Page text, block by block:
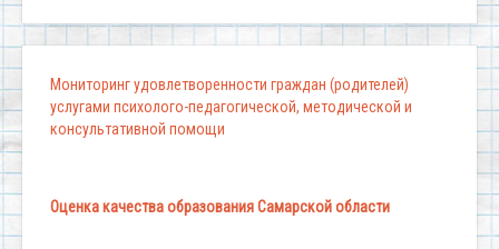
Мониторинг удовлетворенности граждан (родителей)
услугами психолого-педагогической, методической и
консультативной помощи
Оценка качества образования Самарской области